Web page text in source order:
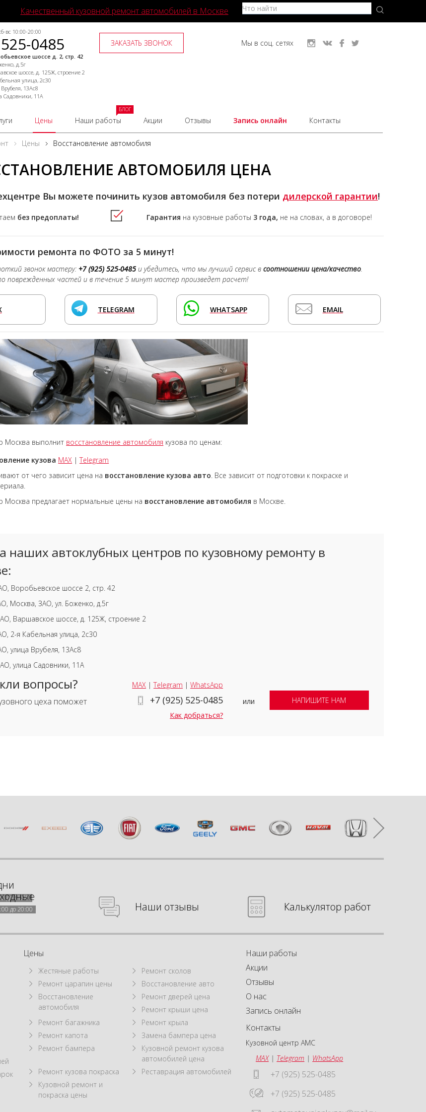
Качественный кузовной ремонт автомобилей в Москве
вс 10:00-20:00
0485
шоссе д. 2, стр. 42
д.5г
шоссе, д. 125Ж, строение 2
улица, 2с30
13Ас8
Садовники, 11А
ЗАКАЗАТЬ ЗВОНОК Мы в соц. сетях
Цены Наши работы
БЛОГ
Акции Отзывы Запись онлайн Контакты
Цены Восстановление автомобиля
АВТОМОБИЛЯ ЦЕНА
Вы можете починить кузов автомобиля без потери дилерской гарантии!
без предоплаты! Гарантия на кузовные работы 3 года, не на словах, а в договоре!
ремонта по ФОТО за 5 минут!
звонок мастеру: +7 (925) 525-0485 и убедитесь, что мы лучший сервис всоотношении цена/качество.
поврежденных частей и в течение 5 минут мастер произведет расчет!
TELEGRAM WHATSAPP EMAIL
Москва выполнит восстановление автомобиля кузова по ценам:
кузова MAX |Telegram
от чего зависит цена на восстановление кузова авто. Все зависит от подготовки к покраске и
Москва предлагает нормальные цены на восстановление автомобиля в Москве.
наших автоклубных центров по кузовному ремонту в
Воробьевское шоссе 2, стр. 42
Москва, ЗАО, ул. Боженко, д.5г
Варшавское шоссе, д. 125Ж, строение 2
2-я Кабельная улица, 2с30
улица Врубеля, 13Ас8
улица Садовники, 11А
вопросы?
цеха поможет
MAX |Telegram |WhatsApp
+7 (925) 525-0485
Как добраться?
или НАПИШИТЕ НАМ
до 21:00
до 20:00 Наши отзывы Калькулятор работ
Цены
Жестяные работы
Ремонт сколов
Ремонт царапин цены
Восстановление авто
Восстановление
автомобиля
Ремонт дверей цена
Ремонт крыши цена
Ремонт багажника
Ремонт крыла
Ремонт капота
Замена бампера цена
Ремонт бампера
Кузовной ремонт кузова
автомобилей цена
Ремонт кузова покраска
Реставрация автомобилей
Кузовной ремонт и
покраска цены
Наши работы
Акции
Отзывы
О нас
Запись онлайн
Контакты
Кузовной центр АМС
MAX| Telegram | WhatsApp
+7 (925) 525-0485
+7 (925) 525-0485